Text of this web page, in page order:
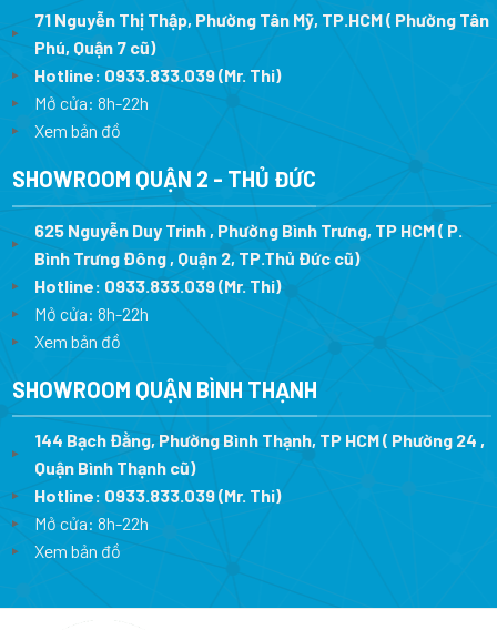
71 Nguyễn Thị Thập, Phường Tân Mỹ, TP.HCM ( Phường Tân
Phú, Quận 7 cũ)
Hotline: 0933.833.039(Mr. Thi)
Mở cửa: 8h-22h
Xem bản đồ
SHOWROOM QUẬN 2 - THỦ ĐỨC
625 Nguyễn Duy Trinh , Phường Bình Trưng, TP HCM ( P.
Bình Trưng Đông , Quận 2, TP.Thủ Đức cũ)
Hotline: 0933.833.039(Mr. Thi)
Mở cửa: 8h-22h
Xem bản đồ
SHOWROOM QUẬN BÌNH THẠNH
144 Bạch Đằng, Phường Bình Thạnh, TP HCM ( Phường 24 ,
Quận Bình Thạnh cũ)
Hotline: 0933.833.039(Mr. Thi)
Mở cửa: 8h-22h
Xem bản đồ